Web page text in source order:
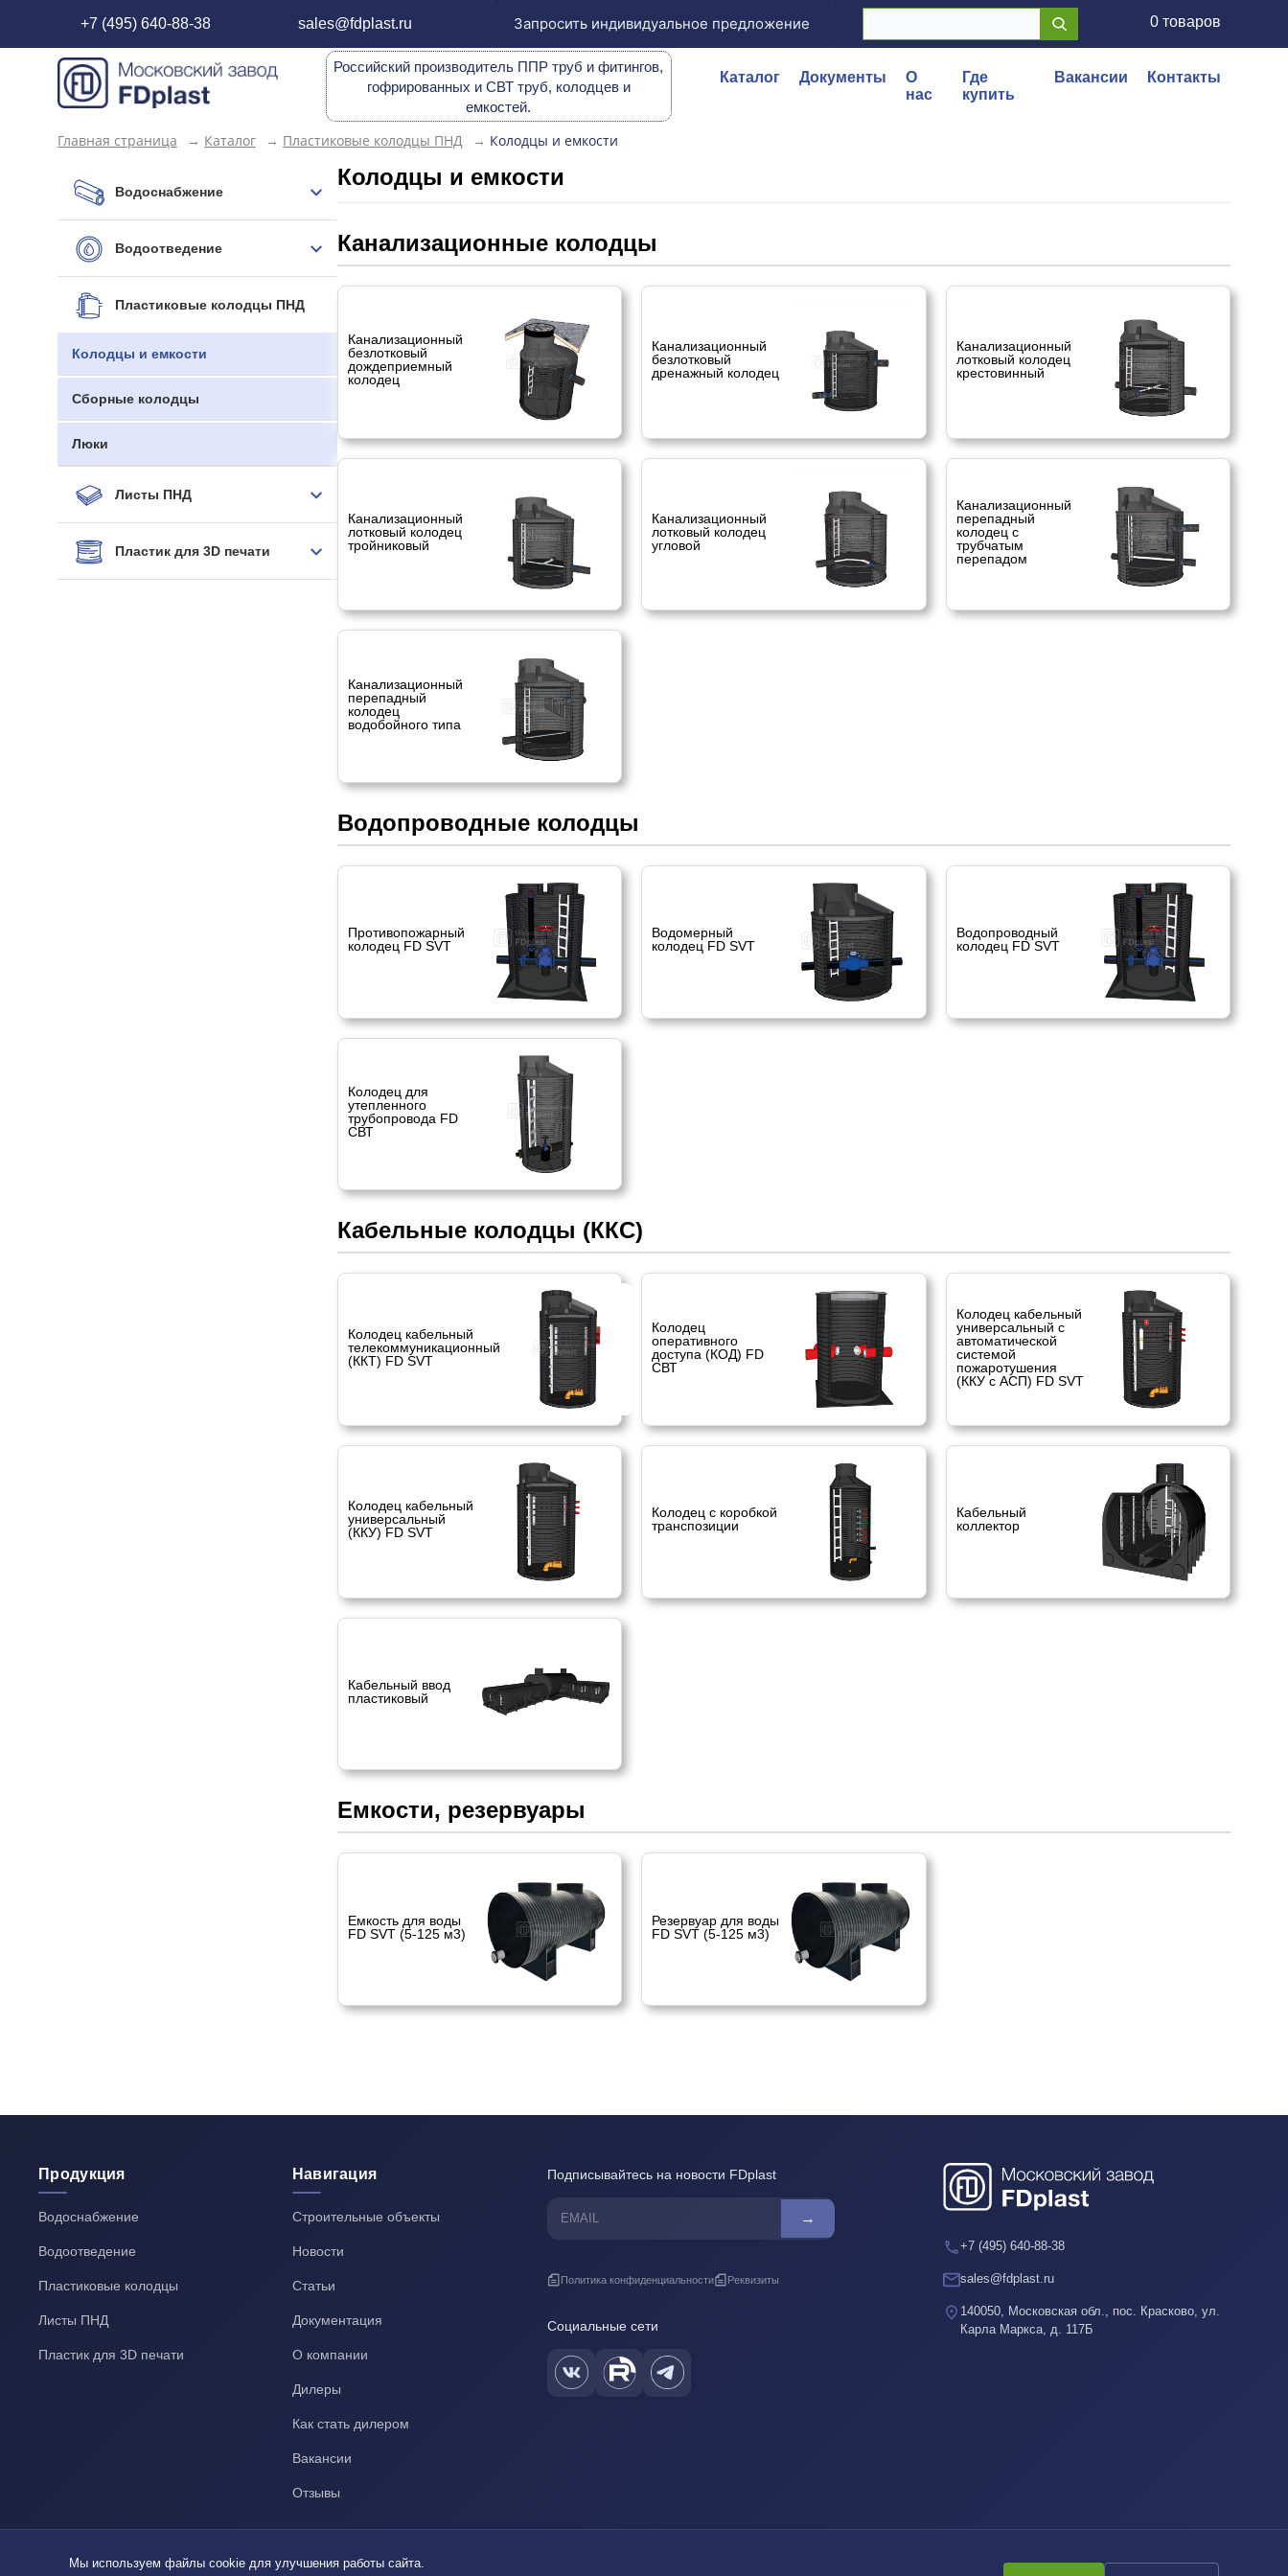
+7 (495) 640-88-38 sales@fdplast.ru Запросить индивидуальное предложение 0 товаров
Российский производитель ППР труб и фитингов,
гофрированных и СВТ труб, колодцев и
емкостей.
Каталог Документы
О
нас
Где
купить
Вакансии Контакты
Главная страница → Каталог → Пластиковые колодцы ПНД → Колодцы и емкости
Водоснабжение
Водоотведение
Пластиковые колодцы ПНД
Колодцы и емкости
Сборные колодцы
Люки
Листы ПНД
Пластик для 3D печати
Колодцы и емкости
Канализационные колодцы
Канализационный
безлотковый
дождеприемный
колодец
Канализационный
безлотковый
дренажный колодец
Канализационный
лотковый колодец
крестовинный
Канализационный
лотковый колодец
тройниковый
Канализационный
лотковый колодец
угловой
Канализационный
перепадный
колодец с
трубчатым
перепадом
Канализационный
перепадный
колодец
водобойного типа
Водопроводные колодцы
Противопожарный
колодец FD SVT
Водомерный
колодец FD SVT
Водопроводный
колодец FD SVT
Колодец для
утепленного
трубопровода FD
СВТ
Кабельные колодцы (ККС)
Колодец кабельный
телекоммуникационный
(ККТ) FD SVT
Колодец
оперативного
доступа (КОД) FD
СВТ
Колодец кабельный
универсальный с
автоматической
системой
пожаротушения
(ККУ с АСП) FD SVT
Колодец кабельный
универсальный
(ККУ) FD SVT
Колодец с коробкой
транспозиции
Кабельный
коллектор
Кабельный ввод
пластиковый
Емкости, резервуары
Емкость для воды
FD SVT (5-125 м3)
Резервуар для воды
FD SVT (5-125 м3)
Продукция
Водоснабжение
Водоотведение
Пластиковые колодцы
Листы ПНД
Пластик для 3D печати
Навигация
Строительные объекты
Новости
Статьи
Документация
О компании
Дилеры
Как стать дилером
Вакансии
Отзывы
Подписывайтесь на новости FDplast
→
Политика конфиденциальности Реквизиты
Социальные сети
+7 (495) 640-88-38
sales@fdplast.ru
140050, Московская обл., пос. Красково, ул.
Карла Маркса, д. 117Б
Мы используем файлы cookie для улучшения работы сайта.